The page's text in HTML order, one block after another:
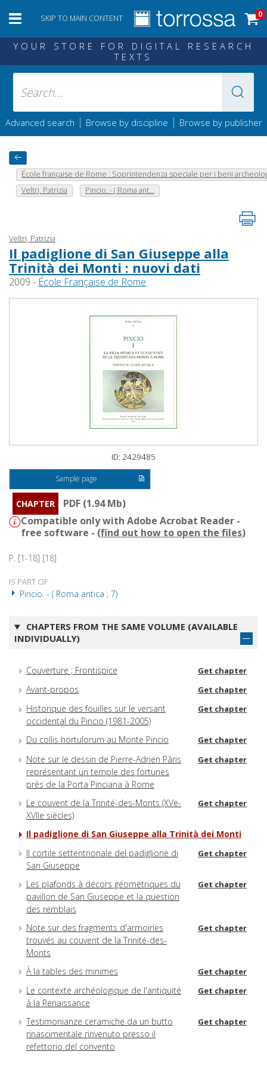
SKIP TO MAIN CONTENT 0
YOUR STORE FOR DIGITAL RESEARCH
TEXTS
Advanced search | Browse by discipline | Browse by publisher
École française de Rome : Soprintendenza speciale per i beni
Veltri, Patrizia
Pincio. - ( Roma ant...
Veltri, Patrizia
Il padiglione di San Giuseppe alla
Trinità dei Monti : nuovi dati
2009 - École Française de Rome
ID: 2429485
Sample page
CHAPTER
PDF (1.94 Mb)
Compatible only with Adobe Acrobat Reader -
free software - (find out how to open the files)
P. [1-18] [18]
IS PART OF
Pincio. - ( Roma antica ; 7)
CHAPTERS FROM THE SAME VOLUME (AVAILABLE
INDIVIDUALLY)
Couverture ; Frontispice Get chapter
Avant-propos Get chapter
Historique des fouilles sur le versant
occidental du Pincio (1981-2005)
Get chapter
Du collis hortulorum au Monte Pincio Get chapter
Note sur le dessin de Pierre-Adrien Pâris
représentant un temple des fortunes
près de la Porta Pinciana à Rome
Get chapter
Le couvent de la Trinité-des-Monts (XVe-
XVIIe siècles)
Get chapter
Il padiglione di San Giuseppe alla Trinità dei Monti
Il cortile settentrionale del padiglione di
San Giuseppe
Get chapter
Les plafonds à décors géométriques du
pavillon de San Giuseppe et la question
des remblais
Get chapter
Note sur des fragments d'armoiries
trouvés au couvent de la Trinité-des-
Monts
Get chapter
À la tables des minimes Get chapter
Le contexte archéologique de l'antiquité
à la Renaissance
Get chapter
Testimonianze ceramiche da un butto
rinascimentale rinvenuto presso il
refettorio del convento
Get chapter